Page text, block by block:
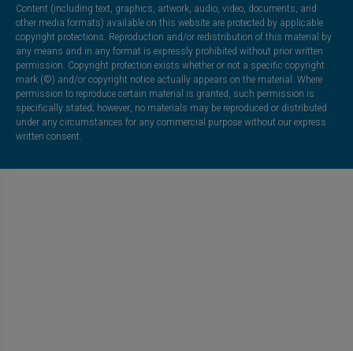
Content (including text, graphics, artwork, audio, video, documents, and
other media formats) available on this website are protected by applicable
copyright protections. Reproduction and/or redistribution of this material by
any means and in any format is expressly prohibited without prior written
permission. Copyright protection exists whether or not a specific copyright
mark (©) and/or copyright notice actually appears on the material. Where
permission to reproduce certain material is granted, such permission is
specifically stated; however, no materials may be reproduced or distributed
under any circumstances for any commercial purpose without our express
written consent.